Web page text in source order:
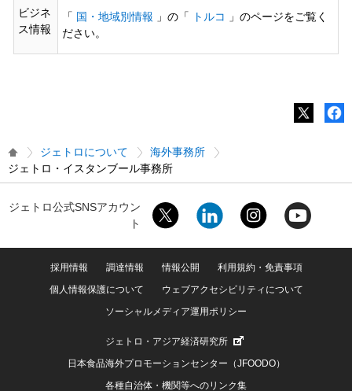
ビジネ
ス情報
「 国・地域別情報 」の「 トルコ
」のページをご覧く
ださい。
ジェトロについて
海外事務所
ジェトロ・イスタンブール事務所
ジェトロ公式SNSアカウン
ト
採用情報 調達情報 情報公開
利用規約・免責事項
個人情報保護について
ウェブアクセシビリティについて
ソーシャルメディア運用ポリシー
ジェトロ・アジア経済研究所
日本食品海外プロモーションセンター（JFOODO）
各種自治体・機関等へのリンク集